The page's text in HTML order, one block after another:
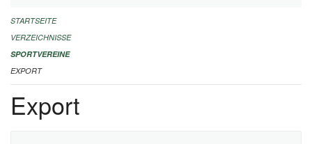
ALLGEMEINE INFORMATIONEN
FINANZIELLE UNTERSTÜTZUNG BENÖTIGT?
KONTAKT
STARTSEITE
VERZEICHNISSE
SPORTVEREINE
EXPORT
Export